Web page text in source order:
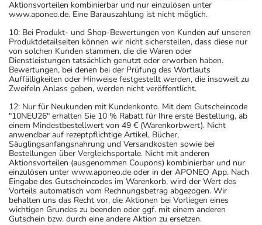
Aktionsvorteilen kombinierbar und nur einzulösen unter
www.aponeo.de. Eine Barauszahlung ist nicht möglich.
10: Bei Produkt- und Shop-Bewertungen von Kunden auf unseren
Produktdetailseiten können wir nicht sicherstellen, dass diese nur
von solchen Kunden stammen, die die Waren oder
Dienstleistungen tatsächlich genutzt oder erworben haben.
Bewertungen, bei denen bei der Prüfung des Wortlauts
Auffälligkeiten oder Hinweise festgestellt werden, die insoweit zu
Zweifeln Anlass geben, werden nicht veröffentlicht.
12: Nur für Neukunden mit Kundenkonto. Mit dem Gutscheincode
"10NEU26" erhalten Sie 10 % Rabatt für Ihre erste Bestellung, ab
einem Mindestbestellwert von 49 € (Warenkorbwert). Nicht
anwendbar auf rezeptpflichtige Artikel, Bücher,
Säuglingsanfangsnahrung und Versandkosten sowie bei
Bestellungen über Vergleichsportale. Nicht mit anderen
Aktionsvorteilen (ausgenommen Coupons) kombinierbar und nur
einzulösen unter www.aponeo.de oder in der APONEO App. Nach
Eingabe des Gutscheincodes im Warenkorb, wird der Wert des
Vorteils automatisch vom Rechnungsbetrag abgezogen. Wir
behalten uns das Recht vor, die Aktionen bei Vorliegen eines
wichtigen Grundes zu beenden oder ggf. mit einem anderen
Gutschein bzw. durch eine andere Aktion zu ersetzen.